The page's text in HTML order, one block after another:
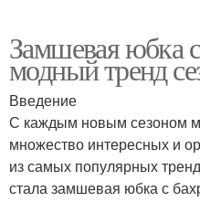
Замшевая юбка
модный тренд
Введение
С каждым новым сезоном
множество интересных и
из самых популярных
стала замшевая юбка с